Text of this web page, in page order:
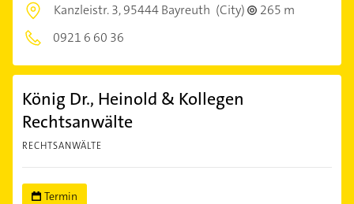
Kanzleistr. 3,95444 Bayreuth (City)
265 m
0921 6 60 36
König Dr., Heinold & Kollegen
Rechtsanwälte
RECHTSANWÄLTE
Termin